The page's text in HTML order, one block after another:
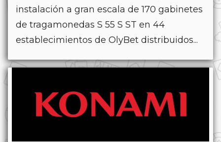
instalación a gran escala de 170 gabinetes
de tragamonedas S 55 S ST en 44
establecimientos de OlyBet distribuidos...